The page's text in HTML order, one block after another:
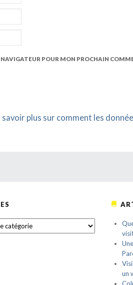
POUR MON PROCHAIN
savoir plus sur comment les
un